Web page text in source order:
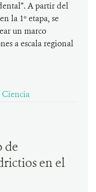
A partir del
la 1º etapa, se
un marco
a escala regional
Ciencia
de
en el